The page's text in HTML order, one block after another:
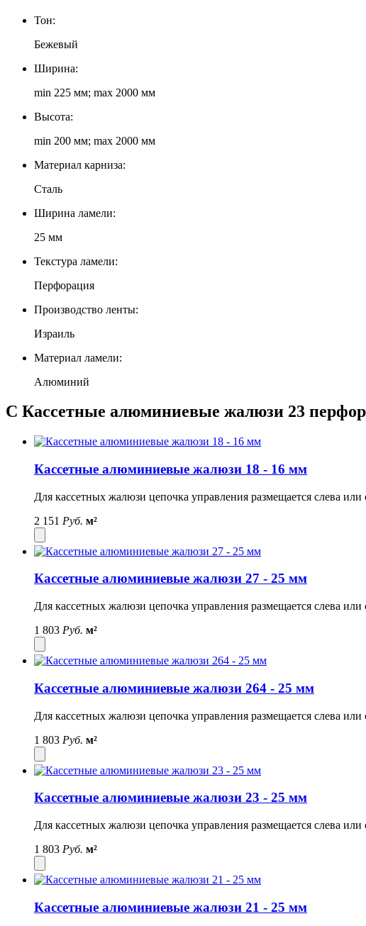
Тон:
Бежевый
Ширина:
min 225 мм; max 2000 мм
Высота:
min 200 мм; max 2000 мм
Материал карниза:
Сталь
Ширина ламели:
25 мм
Текстура ламели:
Перфорация
Производство ленты:
Израиль
Материал ламели:
Алюминий
С Кассетные алюминиевые жалюзи 23
Кассетные алюминиевые жалюзи 18 - 16 мм
Для кассетных жалюзи цепочка управления размещается слева или
2 151 Руб. м²
Кассетные алюминиевые жалюзи 27 - 25 мм
Для кассетных жалюзи цепочка управления размещается слева или
1 803 Руб. м²
Кассетные алюминиевые жалюзи 264 - 25 мм
Для кассетных жалюзи цепочка управления размещается слева или
1 803 Руб. м²
Кассетные алюминиевые жалюзи 23 - 25 мм
Для кассетных жалюзи цепочка управления размещается слева или
1 803 Руб. м²
Кассетные алюминиевые жалюзи 21 - 25 мм